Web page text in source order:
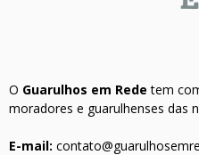
O Guarulhos em Rede tem
moradores e guarulhenses das
E-mail: